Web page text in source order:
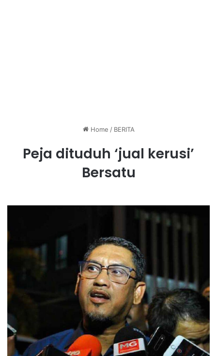
Home / BERITA
Peja dituduh ‘jual kerusi’
Bersatu